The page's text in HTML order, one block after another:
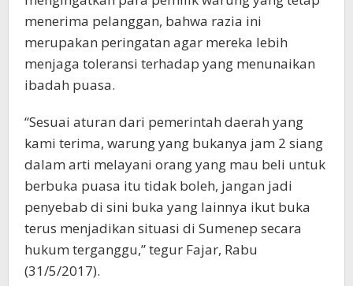
menerima pelanggan, bahwa razia ini
merupakan peringatan agar mereka lebih
menjaga toleransi terhadap yang menunaikan
ibadah puasa.
“Sesuai aturan dari pemerintah daerah yang
kami terima, warung yang bukanya jam 2 siang
dalam arti melayani orang yang mau beli untuk
berbuka puasa itu tidak boleh, jangan jadi
penyebab di sini buka yang lainnya ikut buka
terus menjadikan situasi di Sumenep secara
hukum terganggu,” tegur Fajar, Rabu
(31/5/2017).